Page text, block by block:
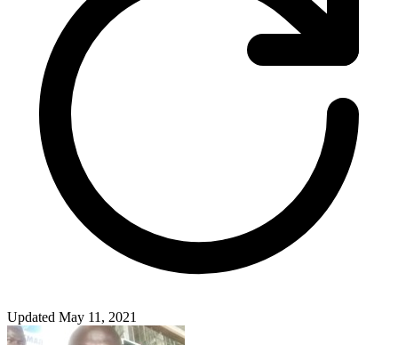
Updated May 11, 2021